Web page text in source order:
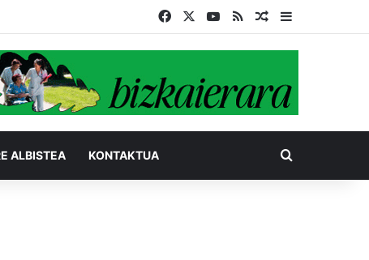
Facebook YouTube
RSS Ausazko
ALBISTEA KONTAKTUA Bilatu